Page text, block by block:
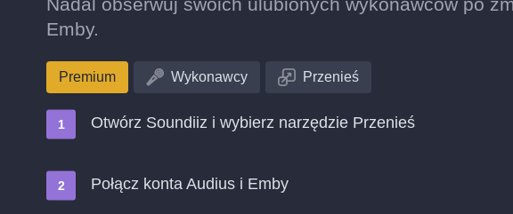
Emby.
Premium Wykonawcy Przenieś
Otwórz Soundiiz i wybierz narzędzie Przenieś
Połącz konta Audius i Emby